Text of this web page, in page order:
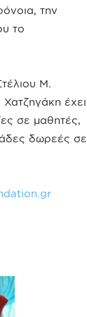
την
το
Μ.
έχει
σε μαθητές,
δωρεές σε